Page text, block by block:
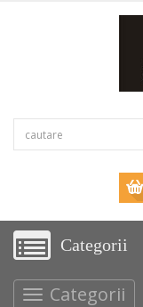
Categorii
Categorii